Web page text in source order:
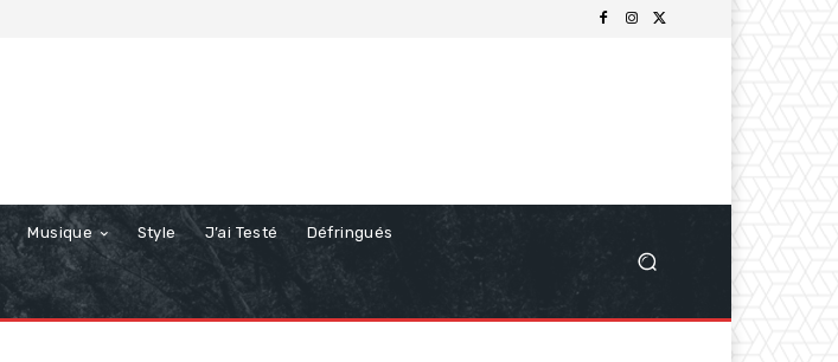
Musique Style J’ai Testé Défringués